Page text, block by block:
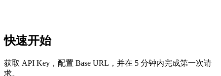
快速开始
获取 API Key，配置 Base URL，并在 5 分钟内完成第一次请
求。